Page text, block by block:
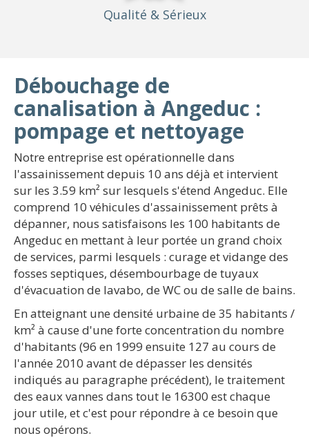
Qualité & Sérieux
Débouchage de
canalisation à Angeduc :
pompage et nettoyage
Notre entreprise est opérationnelle dans
l'assainissement depuis 10 ans déjà et intervient
sur les 3.59 km² sur lesquels s'étend Angeduc. Elle
comprend 10 véhicules d'assainissement prêts à
dépanner, nous satisfaisons les 100 habitants de
Angeduc en mettant à leur portée un grand choix
de services, parmi lesquels : curage et vidange des
fosses septiques, désembourbage de tuyaux
d'évacuation de lavabo, de WC ou de salle de bains.
En atteignant une densité urbaine de 35 habitants /
km² à cause d'une forte concentration du nombre
d'habitants (96 en 1999 ensuite 127 au cours de
l'année 2010 avant de dépasser les densités
indiqués au paragraphe précédent), le traitement
des eaux vannes dans tout le 16300 est chaque
jour utile, et c'est pour répondre à ce besoin que
nous opérons.